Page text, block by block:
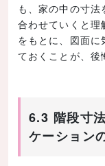
も、家の中の寸
合わせていくと理
をもとに、図面に
ておくことが、後
6.3 階段寸
ケーション